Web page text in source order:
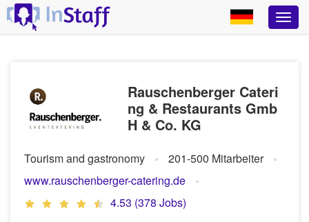
Rauschenberger Cateri
ng & Restaurants Gmb
H & Co. KG
Tourism and gastronomy
201-500 Mitarbeiter
www.rauschenberger-catering.de
4.53 (378 Jobs)